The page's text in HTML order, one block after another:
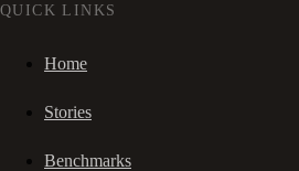
QUICK LINKS
Home
Stories
Benchmarks